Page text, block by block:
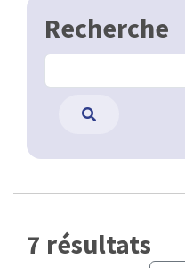
Recherche
7 résultats